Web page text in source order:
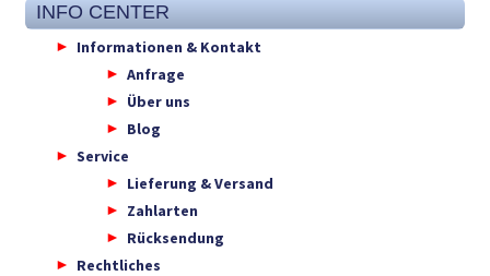
INFO CENTER
Informationen & Kontakt
Anfrage
Über uns
Blog
Service
Lieferung & Versand
Zahlarten
Rücksendung
Rechtliches